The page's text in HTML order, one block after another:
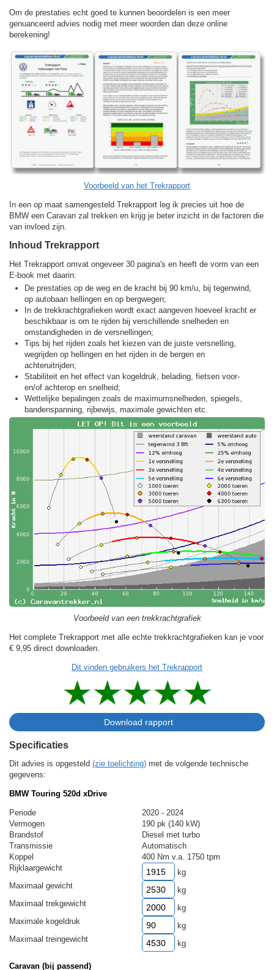
Om de prestaties echt goed te kunnen beoordelen is een meer
genuanceerd advies nodig met meer woorden dan deze online
berekening!
Voorbeeld van het Trekrapport
In een op maat samengesteld Trekrapport leg ik precies uit hoe de
BMW een Caravan zal trekken en krijg je beter inzicht in de factoren die
van invloed zijn.
Inhoud Trekrapport
Het Trekrapport omvat ongeveer 30 pagina's en heeft de vorm van een
E-book met daarin:
De prestaties op de weg en de kracht bij 90 km/u, bij tegenwind,
op autobaan hellingen en op bergwegen;
In de trekkracht­grafieken wordt exact aangeven hoeveel kracht er
beschikbaar is om te rijden bij verschillende snelheden en
omstandigheden in de versnellingen;
Tips bij het rijden zoals het kiezen van de juiste versnelling,
wegrijden op hellingen en het rijden in de bergen en
achteruitrijden;
Stabiliteit en het effect van kogeldruk, belading, fietsen voor-
en/of achterop en snelheid;
Wettelijke bepalingen zoals de maximumsnelheden, spiegels,
bandenspanning, rijbewijs, maximale gewichten etc.
Voorbeeld van een trekkrachtgrafiek
Het complete Trekrapport met alle echte trekkrachtgrafieken kan je voor
€ 9,95 direct downloaden.
Dit vinden gebruikers het Trekrapport
Specificaties
Dit advies is opgesteld (zie toelichting) met de volgende technische
gegevens:
BMW Touring 520d xDrive
Periode
2020 - 2024
Vermogen
190 pk (140 kW)
Brandstof
Diesel met turbo
Transmissie
Automatisch
Koppel
400 Nm v.a. 1750 tpm
Rijklaargewicht
kg
Maximaal gewicht
kg
Maximaal trekgewicht
kg
Maximale kogeldruk
kg
Maximaal treingewicht
kg
Caravan (bij passend)